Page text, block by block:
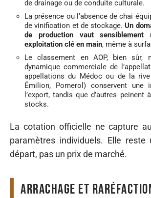
de drainage ou de conduite culturale.
La présence ou l’absence de chai
de vinification et de stockage.Un
de production vaut sensiblement
exploitation clé en main, même à
Le classement en AOP, bien sûr,
dynamique commerciale de
appellations du Médoc ou de la
Émilion, Pomerol) conservent une
l’export, tandis que d’autres peinent
stocks.
La cotation officielle ne capture
paramètres individuels. Elle reste
départ, pas un prix de marché.
Arrachage et